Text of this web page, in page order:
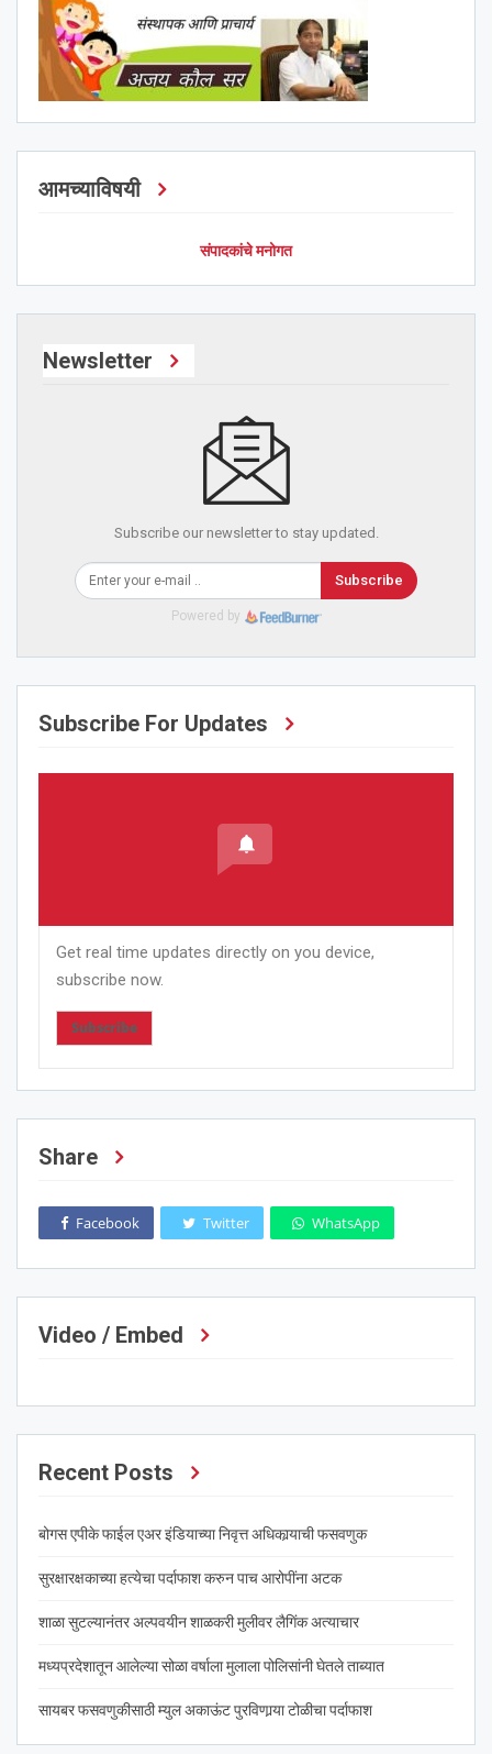
आमच्याविषयी
संपादकांचे मनोगत
Newsletter
Subscribe our newsletter to stay updated.
Subscribe
Powered by
Subscribe For Updates
Get real time updates directly on you device,
subscribe now.
Subscribe
Share
Facebook Twitter WhatsApp
Video / Embed
Recent Posts
बोगस एपीके फाईल एअर इंडियाच्या निवृत्त अधिकार्‍याची फसवणुक
सुरक्षारक्षकाच्या हत्येचा पर्दाफाश करुन पाच आरोपींना अटक
शाळा सुटल्यानंतर अल्पवयीन शाळकरी मुलीवर लैगिंक अत्याचार
मध्यप्रदेशातून आलेल्या सोळा वर्षाला मुलाला पोलिसांनी घेतले ताब्यात
सायबर फसवणुकीसाठी म्युल अकाऊंट पुरविणार्‍या टोळीचा पर्दाफाश